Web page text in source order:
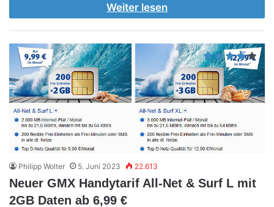
Weiter lesen
Philipp Wolter 5. Juni 2023 22.613
Neuer GMX Handytarif All-Net & Surf L mit
2GB Daten ab 6,99 €